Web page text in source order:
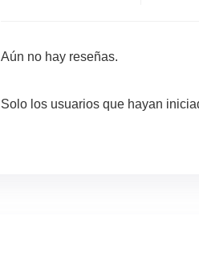
Aún no hay reseñas.
Solo los usuarios que hayan